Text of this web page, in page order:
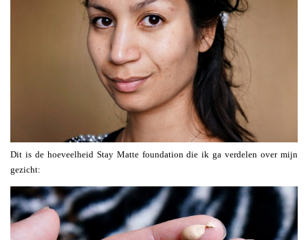
Dit is de hoeveelheid Stay Matte foundation die ik ga verdelen over mijn
gezicht: